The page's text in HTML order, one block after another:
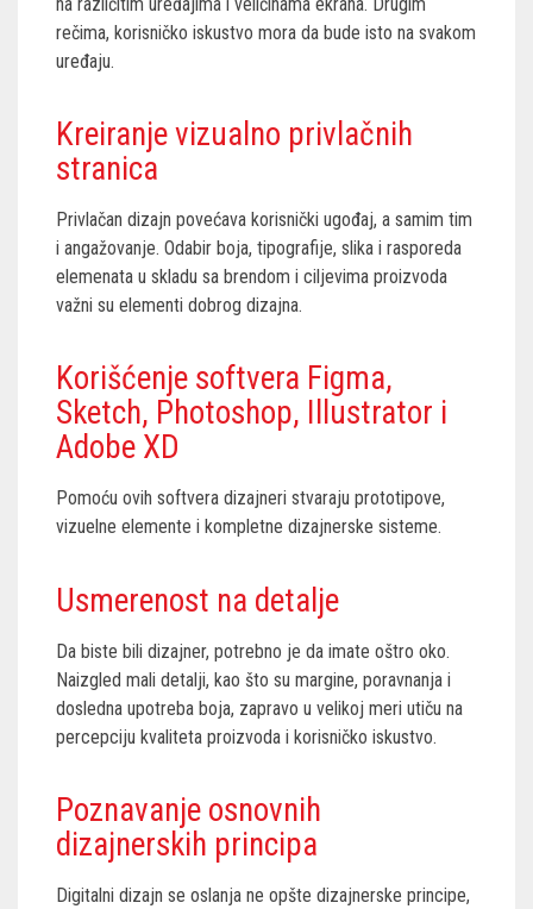
rečima, korisničko iskustvo mora da bude isto na svakom
uređaju.
Kreiranje vizualno privlačnih
stranica
Privlačan dizajn povećava korisnički ugođaj, a samim tim
i angažovanje. Odabir boja, tipografije, slika i rasporeda
elemenata u skladu sa brendom i ciljevima proizvoda
važni su elementi dobrog dizajna.
Korišćenje softvera Figma,
Sketch, Photoshop, Illustrator i
Adobe XD
Pomoću ovih softvera dizajneri stvaraju prototipove,
vizuelne elemente i kompletne dizajnerske sisteme.
Usmerenost na detalje
Da biste bili dizajner, potrebno je da imate oštro oko.
Naizgled mali detalji, kao što su margine, poravnanja i
dosledna upotreba boja, zapravo u velikoj meri utiču na
percepciju kvaliteta proizvoda i korisničko iskustvo.
Poznavanje osnovnih
dizajnerskih principa
Digitalni dizajn se oslanja ne opšte dizajnerske principe,